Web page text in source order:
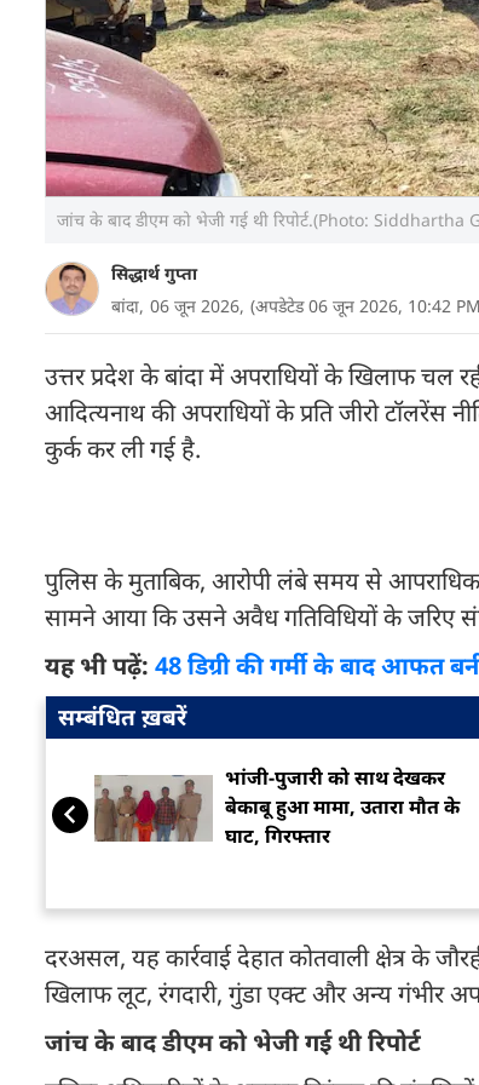
जांच के बाद डीएम को भेजी गई थी रिपोर्ट.(Photo: Siddhartha
सिद्धार्थ गुप्ता
बांदा, 06 जून 2026, (अपडेटेड 06 जून 2026, 10:42
उत्तर प्रदेश के बांदा में अपराधियों के खिलाफ चल
आदित्यनाथ की अपराधियों के प्रति जीरो
कुर्क कर ली गई है.
पुलिस के मुताबिक, आरोपी लंबे समय से
सामने आया कि उसने अवैध गतिविधियों के जरिए
यह भी पढ़ें: 48 डिग्री की गर्मी के बाद आफत
सम्बंधित ख़बरें
भांजी-पुजारी को साथ देखकर
बेकाबू हुआ मामा, उतारा मौत के
घाट, गिरफ्तार
दरअसल, यह कार्रवाई देहात कोतवाली क्षेत्र के
खिलाफ लूट, रंगदारी, गुंडा एक्ट और अन्य गंभीर
जांच के बाद डीएम को भेजी गई थी रिपोर्ट